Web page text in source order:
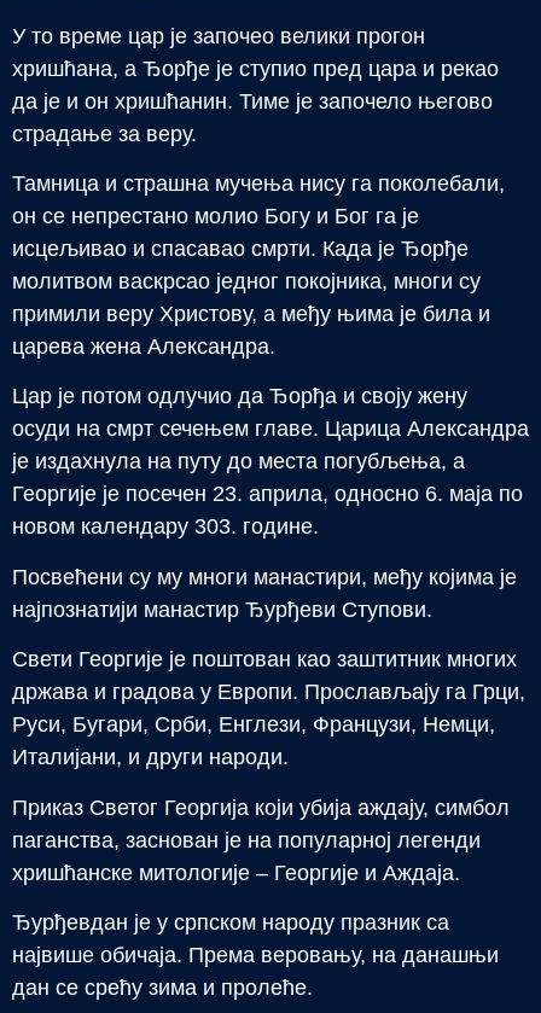
У то време цар је започео велики прогон
хришћана, а Ђорђе је ступио пред цара и рекао
да је и он хришћанин. Тиме је започело његово
страдање за веру.
Тамница и страшна мучења нису га поколебали,
он се непрестано молио Богу и Бог га је
исцељивао и спасавао смрти. Када је Ђорђе
молитвом васкрсао једног покојника, многи су
примили веру Христову, а међу њима је била и
царева жена Александра.
Цар је потом одлучио да Ђорђа и своју жену
осуди на смрт сечењем главе. Царица Александра
је издахнула на путу до места погубљења, а
Георгије је посечен 23. априла, односно 6. маја по
новом календару 303. године.
Посвећени су му многи манастири, међу којима је
најпознатији манастир Ђурђеви Ступови.
Свети Георгије је поштован као заштитник многих
држава и градова у Европи. Прослављају га Грци,
Руси, Бугари, Срби, Енглези, Французи, Немци,
Италијани, и други народи.
Приказ Светог Георгија који убија аждају, симбол
паганства, заснован је на популарној легенди
хришћанске митологије – Георгије и Аждаја.
Ђурђевдан је у српском народу празник са
највише обичаја. Према веровању, на данашњи
дан се срећу зима и пролеће.